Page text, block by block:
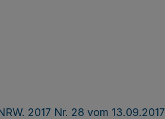
2017 Nr. 28 vom 13.09.2017